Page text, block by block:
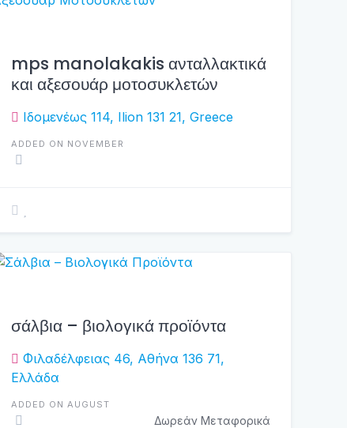
mps manolakakis ανταλλακτικά
και αξεσουάρ μοτοσυκλετών
Ιδομενέως 114, Ilion 131 21, Greece
ADDED ON NOVEMBER
σάλβια – βιολογικά προϊόντα
Φιλαδέλφειας 46, Αθήνα 136 71,
Ελλάδα
ADDED ON AUGUST
Δωρεάν Μεταφορικά